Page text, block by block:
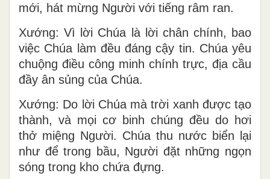
mới, hát mừng Người với tiếng râm ran.
Xướng: Vì lời Chúa là lời chân chính, bao
việc Chúa làm đều đáng cậy tin. Chúa yêu
chuộng điều công minh chính trực, địa cầu
đầy ân sủng của Chúa.
Xướng: Do lời Chúa mà trời xanh được tạo
thành, và mọi cơ binh chúng đều do hơi
thở miệng Người. Chúa thu nước biển lại
như để trong bầu, Người đặt những ngọn
sóng trong kho chứa đựng.